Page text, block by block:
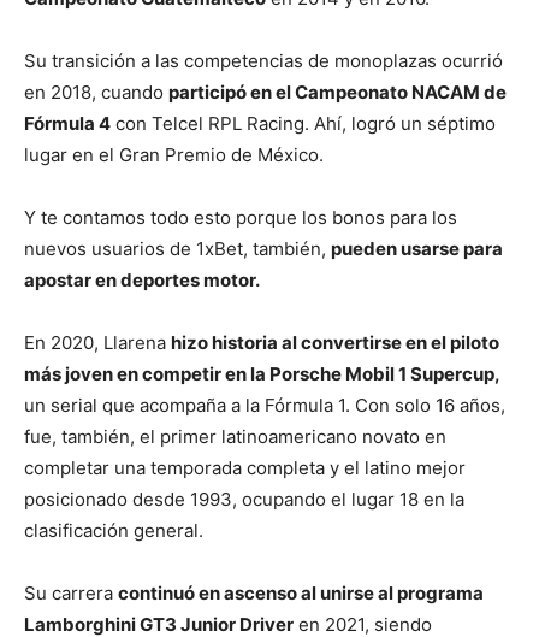
Su transición a las competencias de monoplazas ocurrió
en 2018, cuando participó en el Campeonato NACAM de
Fórmula 4 con Telcel RPL Racing. Ahí, logró un séptimo
lugar en el Gran Premio de México.
Y te contamos todo esto porque los bonos para los
nuevos usuarios de 1xBet, también, pueden usarse para
apostar en deportes motor.
En 2020, Llarena hizo historia al convertirse en el piloto
más joven en competir en la Porsche Mobil 1 Supercup,
un serial que acompaña a la Fórmula 1. Con solo 16 años,
fue, también, el primer latinoamericano novato en
completar una temporada completa y el latino mejor
posicionado desde 1993, ocupando el lugar 18 en la
clasificación general.
Su carrera continuó en ascenso al unirse al programa
Lamborghini GT3 Junior Driver en 2021, siendo